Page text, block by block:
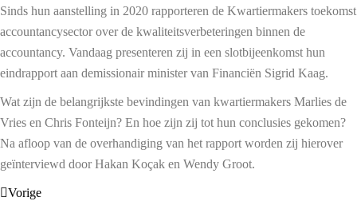
Sinds hun aanstelling in 2020 rapporteren de Kwartiermakers toekomst
accountancysector over de kwaliteitsverbeteringen binnen de
accountancy. Vandaag presenteren zij in een slotbijeenkomst hun
eindrapport aan demissionair minister van Financiën Sigrid Kaag.
Wat zijn de belangrijkste bevindingen van kwartiermakers Marlies de
Vries en Chris Fonteijn? En hoe zijn zij tot hun conclusies gekomen?
Na afloop van de overhandiging van het rapport worden zij hierover
geïnterviewd door Hakan Koçak en Wendy Groot.
Vorige